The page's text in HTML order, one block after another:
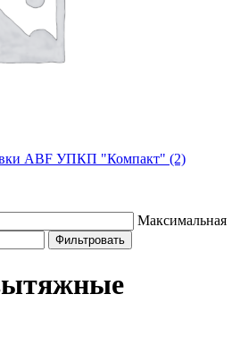
ABF УПКП "Компакт" (2)
Максимальная
Фильтровать